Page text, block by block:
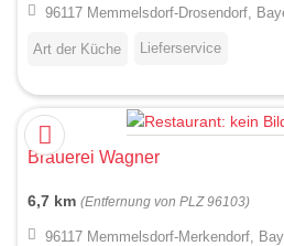
96117 Memmelsdorf-Drosendorf,
Art der Küche Lieferservice
Brauerei Wagner
6,7 km (Entfernung von PLZ 96103)
96117 Memmelsdorf-Merkendorf,